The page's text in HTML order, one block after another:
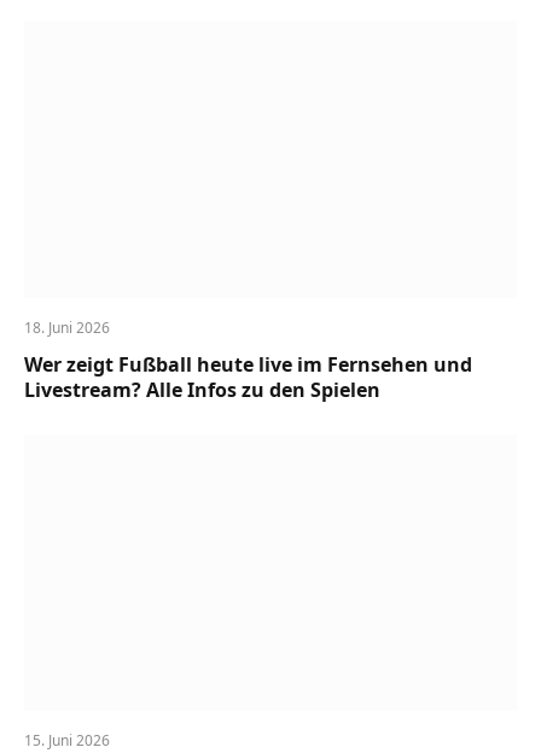
18. Juni 2026
Wer zeigt Fußball heute live im Fernsehen und
Livestream? Alle Infos zu den Spielen
15. Juni 2026